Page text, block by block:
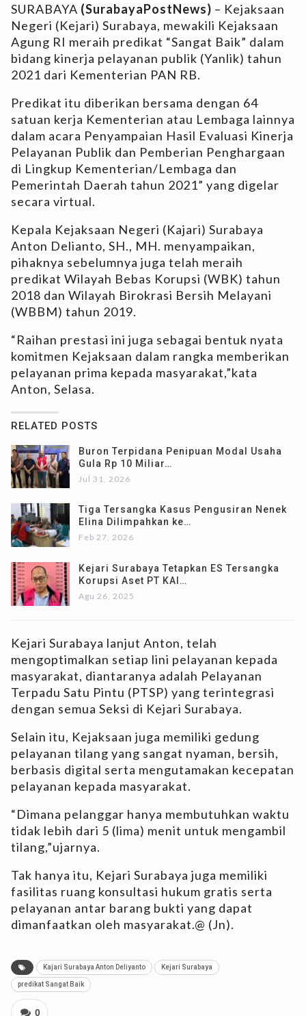
SURABAYA (SurabayaPostNews) – Kejaksaan
Negeri (Kejari) Surabaya, mewakili Kejaksaan
Agung RI meraih predikat “Sangat Baik” dalam
bidang kinerja pelayanan publik (Yanlik) tahun
2021 dari Kementerian PAN RB.
Predikat itu diberikan bersama dengan 64
satuan kerja Kementerian atau Lembaga lainnya
dalam acara Penyampaian Hasil Evaluasi Kinerja
Pelayanan Publik dan Pemberian Penghargaan
di Lingkup Kementerian/Lembaga dan
Pemerintah Daerah tahun 2021” yang digelar
secara virtual.
Kepala Kejaksaan Negeri (Kajari) Surabaya
Anton Delianto, SH., MH. menyampaikan,
pihaknya sebelumnya juga telah meraih
predikat Wilayah Bebas Korupsi (WBK) tahun
2018 dan Wilayah Birokrasi Bersih Melayani
(WBBM) tahun 2019.
“Raihan prestasi ini juga sebagai bentuk nyata
komitmen Kejaksaan dalam rangka memberikan
pelayanan prima kepada masyarakat,”kata
Anton, Selasa.
RELATED POSTS
Buron Terpidana Penipuan Modal Usaha
Gula Rp 10 Miliar…
Jul 31, 2026
Tiga Tersangka Kasus Pengusiran Nenek
Elina Dilimpahkan ke…
Feb 27, 2026
Kejari Surabaya Tetapkan ES Tersangka
Korupsi Aset PT KAI…
Agu 26, 2025
Kejari Surabaya lanjut Anton, telah
mengoptimalkan setiap lini pelayanan kepada
masyarakat, diantaranya adalah Pelayanan
Terpadu Satu Pintu (PTSP) yang terintegrasi
dengan semua Seksi di Kejari Surabaya.
Selain itu, Kejaksaan juga memiliki gedung
pelayanan tilang yang sangat nyaman, bersih,
berbasis digital serta mengutamakan kecepatan
pelayanan kepada masyarakat.
“Dimana pelanggar hanya membutuhkan waktu
tidak lebih dari 5 (lima) menit untuk mengambil
tilang,”ujarnya.
Tak hanya itu, Kejari Surabaya juga memiliki
fasilitas ruang konsultasi hukum gratis serta
pelayanan antar barang bukti yang dapat
dimanfaatkan oleh masyarakat.@ (Jn).
Kajari Surabaya Anton Deliyanto Kejari Surabaya
predikat Sangat Baik
0